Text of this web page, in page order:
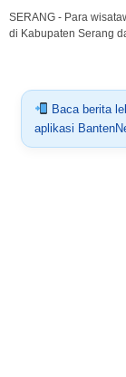
SERANG - Para
di Kabupaten Serang
Baca berita
aplikasi